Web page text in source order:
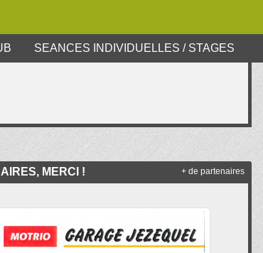
SEANCES INDIVIDUELLES / STAGES
MERCI ! + de partenaires